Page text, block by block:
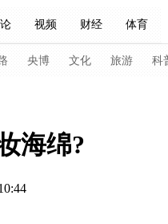
视频 财经 体育
央视快评 习式妙语
听音 微视频 主持人
央博 文化 旅游 科
经济
海绵?